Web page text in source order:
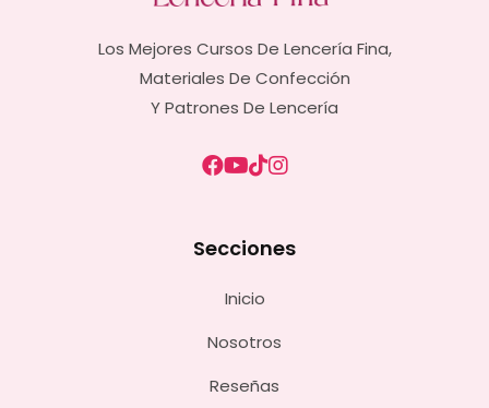
Los Mejores Cursos De Lencería Fina,
Materiales De Confección
Y Patrones De Lencería
Secciones
Inicio
Nosotros
Reseñas